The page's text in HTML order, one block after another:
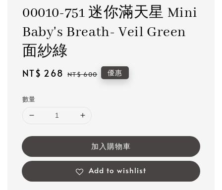
00010-751 迷你滿天星 Mini
Baby's Breath- Veil Green
面紗綠
Sale
NT$ 268 Regular
NT$ 600 優惠
數量
加入購物車
Add to wishlist